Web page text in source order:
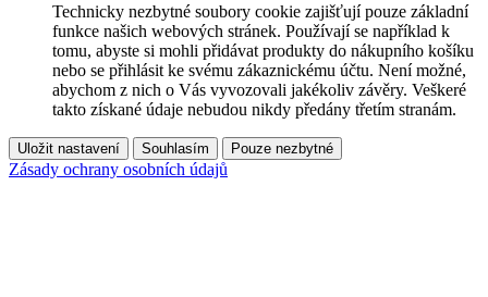
Technicky nezbytné soubory cookie zajišťují pouze základní
funkce našich webových stránek. Používají se například k
tomu, abyste si mohli přidávat produkty do nákupního košíku
nebo se přihlásit ke svému zákaznickému účtu. Není možné,
abychom z nich o Vás vyvozovali jakékoliv závěry. Veškeré
takto získané údaje nebudou nikdy předány třetím stranám.
Uložit nastavení Souhlasím Pouze nezbytné
Zásady ochrany osobních údajů